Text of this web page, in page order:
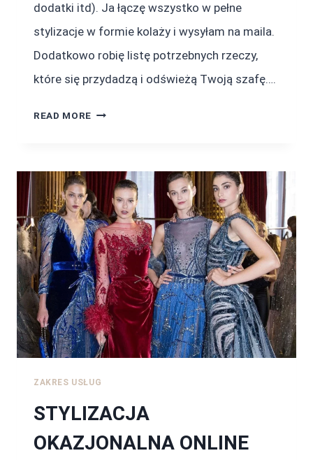
dodatki itd). Ja łączę wszystko w pełne
stylizacje w formie kolaży i wysyłam na maila.
Dodatkowo robię listę potrzebnych rzeczy,
które się przydadzą i odświeżą Twoją szafę….
READ MORE PRZEGLĄD
ZAKRES USŁUG
STYLIZACJA
OKAZJONALNA ONLINE